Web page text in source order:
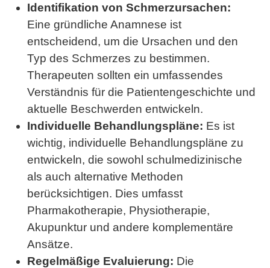
Identifikation von Schmerzursachen:
Eine gründliche Anamnese ist
entscheidend, um die Ursachen und den
Typ des Schmerzes zu bestimmen.
Therapeuten sollten ein umfassendes
Verständnis für die Patientengeschichte und
aktuelle Beschwerden entwickeln.
Individuelle Behandlungspläne: Es ist
wichtig, individuelle Behandlungspläne zu
entwickeln, die sowohl schulmedizinische
als auch alternative Methoden
berücksichtigen. Dies umfasst
Pharmakotherapie, Physiotherapie,
Akupunktur und andere komplementäre
Ansätze.
Regelmäßige Evaluierung: Die